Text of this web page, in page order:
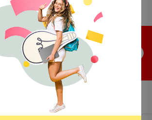
AIRPLAY+CHROMECAST
fino a 299 punti Comet Mia
Prodotti simili